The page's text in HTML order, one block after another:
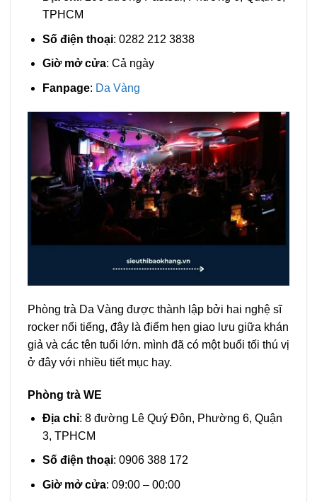
TPHCM
Số điện thoại: 0282 212 3838
Giờ mở cửa: Cả ngày
Fanpage: Da Vàng
Phòng trà Da Vàng được thành lập bởi hai nghệ sĩ
rocker nổi tiếng, đây là điểm hẹn giao lưu giữa khán
giả và các tên tuổi lớn. mình đã có một buổi tối thú vị
ở đây với nhiều tiết mục hay.
Phòng trà WE
Địa chỉ: 8 đường Lê Quý Đôn, Phường 6, Quận
3, TPHCM
Số điện thoại: 0906 388 172
Giờ mở cửa: 09:00 – 00:00